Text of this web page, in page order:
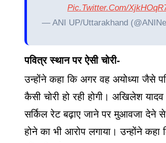
Pic.twitter.com/
— ANI UP/Uttarakhand
पवित्र स्थान पर ऐसी चोरी-
उन्होंने कहा कि अगर वह अयोध्या जैसे
कैसी चोरी हो रही होगी। अखिलेश
सर्किल रेट बढ़ाए जाने पर मुआवजा देने से
होने का भी आरोप लगाया। उन्होंने